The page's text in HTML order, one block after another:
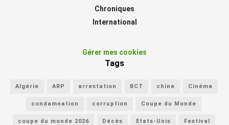
Chroniques
International
Gérer mes cookies
Tags
Algérie ARP arrestation BCT chine Cinéma
condamnation corruption Coupe du Monde
coupe du monde 2026 Décès Etats-Unis Festival